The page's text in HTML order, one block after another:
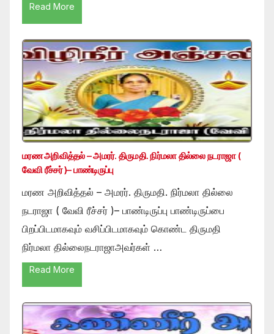
Read More
மரண அறிவித்தல் – அமரர். திருமதி. நிர்மலா தில்லை நடராஜா (
வேவி ரீச்சர் )– பாண்டிருப்பு
மரண அறிவித்தல் – அமரர். திருமதி. நிர்மலா தில்லை
நடராஜா ( வேவி ரீச்சர் )– பாண்டிருப்பு பாண்டிருப்பை
பிறப்பிடமாகவும் வசிப்பிடமாகவும் கொண்ட திருமதி
நிர்மலா தில்லைநடராஜாஅவர்கள் …
Read More